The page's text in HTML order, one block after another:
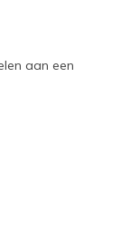
aan een